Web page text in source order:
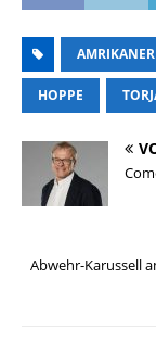
AMRIKANER
HOPPE
Abwehr-Karussell